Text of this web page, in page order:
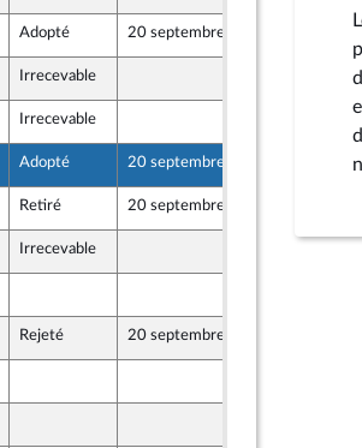
Adopté 20 septembre 2023 18
Irrecevable 15
Irrecevable 15
Adopté 20 septembre 2023 18
Retiré 20 septembre 2023
Irrecevable
Rejeté 20 septembre 2023